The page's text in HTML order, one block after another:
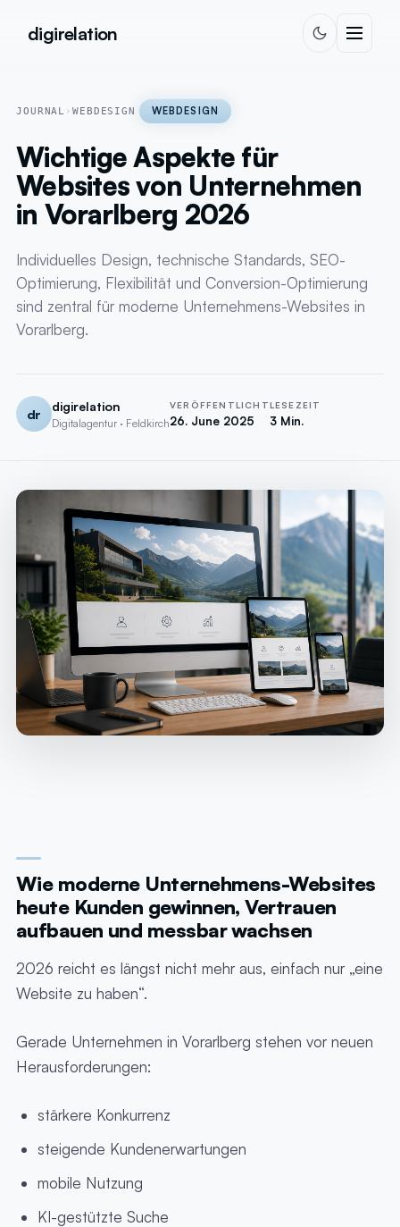
digirelation
JOURNAL ›WEBDESIGN WEBDESIGN
Wichtige Aspekte für
Websites von Unternehmen
in Vorarlberg 2026
Individuelles Design, technische Standards, SEO-
Optimierung, Flexibilität und Conversion-Optimierung
sind zentral für moderne Unternehmens-Websites in
Vorarlberg.
dr
digirelation
Digitalagentur · Feldkirch
VERÖFFENTLICHT
26. June 2025
LESEZEIT
3 Min.
Wie moderne Unternehmens-Websites
heute Kunden gewinnen, Vertrauen
aufbauen und messbar wachsen
2026 reicht es längst nicht mehr aus, einfach nur „eine
Website zu haben“.
Gerade Unternehmen in Vorarlberg stehen vor neuen
Herausforderungen:
stärkere Konkurrenz
steigende Kundenerwartungen
mobile Nutzung
KI-gestützte Suche